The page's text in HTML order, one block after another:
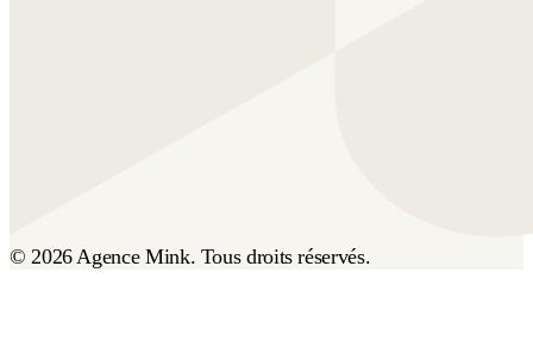
© 2026 Agence Mink. Tous droits réservés.